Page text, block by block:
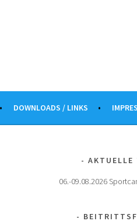
DOWNLOADS / LINKS
AKTUELLE
06.-09.08.2026